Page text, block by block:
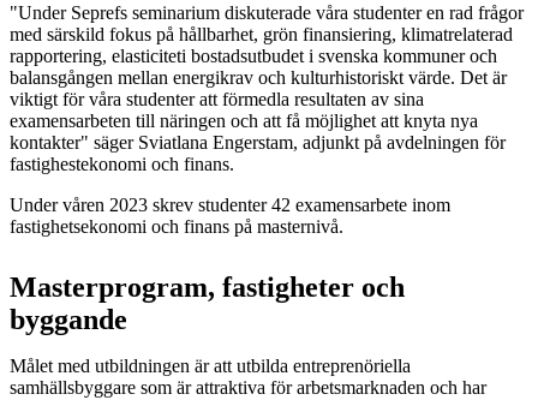
"Under Seprefs seminarium diskuterade våra studenter en rad frågor
med särskild fokus på hållbarhet, grön finansiering, klimatrelaterad
rapportering, elasticiteti bostadsutbudet i svenska kommuner och
balansgången mellan energikrav och kulturhistoriskt värde. Det är
viktigt för våra studenter att förmedla resultaten av sina
examensarbeten till näringen och att få möjlighet att knyta nya
kontakter" säger Sviatlana Engerstam, adjunkt på avdelningen för
fastighestekonomi och finans.
Under våren 2023 skrev studenter 42 examensarbete inom
fastighetsekonomi och finans på masternivå.
Masterprogram, fastigheter och
byggande
Målet med utbildningen är att utbilda entreprenöriella
samhällsbyggare som är attraktiva för arbetsmarknaden och har